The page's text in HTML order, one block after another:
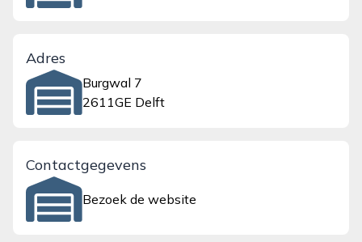
Adres
Burgwal 7
2611GE Delft
Contactgegevens
Bezoek de website